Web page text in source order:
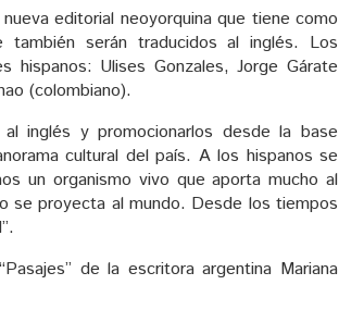
editorial neoyorquina que tiene como
serán traducidos al inglés. Los
Ulises Gonzales, Jorge Gárate
(colombiano).
inglés y promocionarlos desde la base
cultural del país. A los hispanos se
un organismo vivo que aporta mucho al
se proyecta al mundo. Desde los tiempos
de la escritora argentina Mariana